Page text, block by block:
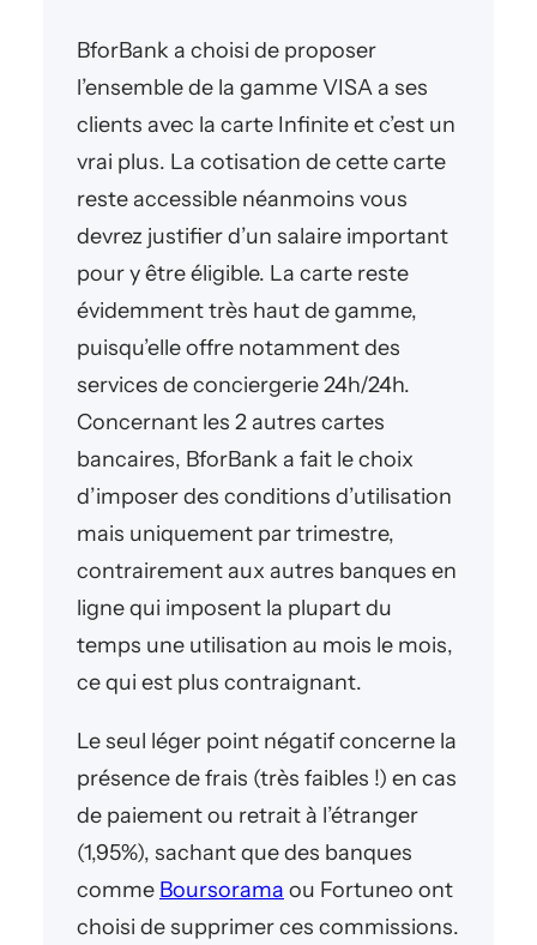
BforBank a choisi de proposer
l’ensemble de la gamme VISA a ses
clients avec la carte Infinite et c’est un
vrai plus. La cotisation de cette carte
reste accessible néanmoins vous
devrez justifier d’un salaire important
pour y être éligible. La carte reste
évidemment très haut de gamme,
puisqu’elle offre notamment des
services de conciergerie 24h/24h.
Concernant les 2 autres cartes
bancaires, BforBank a fait le choix
d’imposer des conditions d’utilisation
mais uniquement par trimestre,
contrairement aux autres banques en
ligne qui imposent la plupart du
temps une utilisation au mois le mois,
ce qui est plus contraignant.
Le seul léger point négatif concerne la
présence de frais (très faibles !) en cas
de paiement ou retrait à l’étranger
(1,95%), sachant que des banques
comme Boursorama ou Fortuneo ont
choisi de supprimer ces commissions.